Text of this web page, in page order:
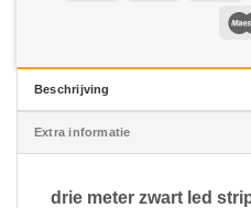
Beschrijving
Extra informatie
drie meter zwart led